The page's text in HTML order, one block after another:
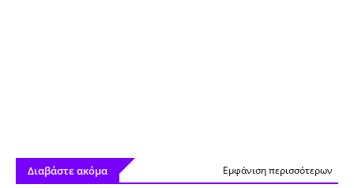
Διαβάστε ακόμα Εμφάνιση περισσότερων